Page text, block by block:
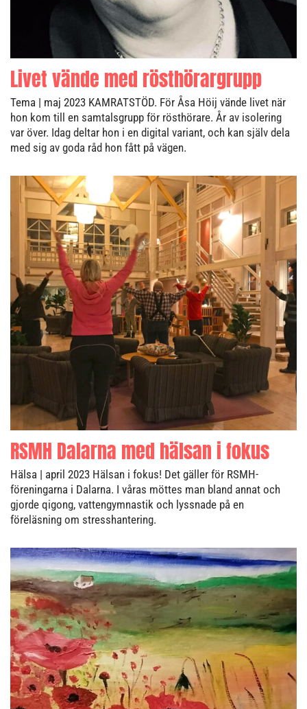
Livet vände med rösthörargrupp
Tema | maj 2023 KAMRATSTÖD. För Åsa Höij vände livet när
hon kom till en samtalsgrupp för rösthörare. År av isolering
var över. Idag deltar hon i en digital variant, och kan själv dela
med sig av goda råd hon fått på vägen.
RSMH Dalarna med hälsan i fokus
Hälsa | april 2023 Hälsan i fokus! Det gäller för RSMH-
föreningarna i Dalarna. I våras möttes man bland annat och
gjorde qigong, vattengymnastik och lyssnade på en
föreläsning om stresshantering.